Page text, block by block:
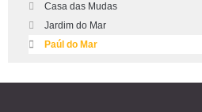
Casa das Mudas
Jardim do Mar
Paúl do Mar